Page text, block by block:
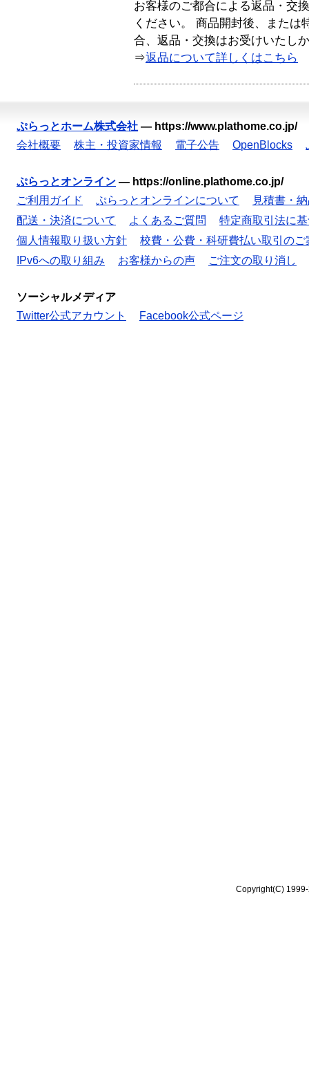
お客様のご都合による返品・交
ください。 商品開封後、または
合、返品・交換はお受けいたし
⇒返品について詳しくはこちら
ぷらっとホーム株式会社 — https://www.plathome.co.jp/
会社概要
株主・投資家情報 電子公告 OpenBlocks
ぷらっとオンライン — https://online.plathome.co.jp/
ご利用ガイド
ぷらっとオンラインについて
見積書・
配送・決済について
よくあるご質問
特定商取引法に
個人情報取り扱い方針
校費・公費・科研費払い取引のご
IPv6への取り組み
お客様からの声 ご注文の取り消し
ソーシャルメディア
Twitter公式アカウント
Facebook公式ページ
Copyright(C)